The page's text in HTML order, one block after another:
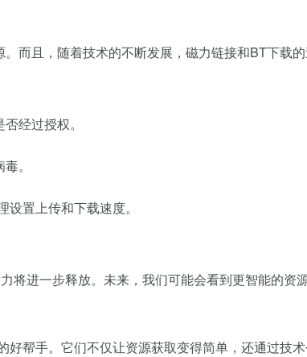
而且，随着技术的不断发展，磁力链接和BT下载的
经过授权。
。
置上传和下载速度。
将进一步释放。未来，我们可能会看到更智能的资
帮手。它们不仅让资源获取变得简单，还通过技